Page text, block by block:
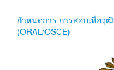
กำหนดการ การสอบเพื่อวุ
(ORAL/OSCE)